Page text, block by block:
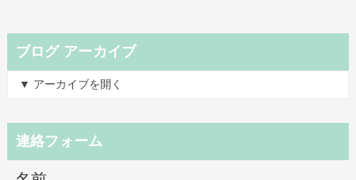
ブログ アーカイブ
▼ アーカイブを開く
連絡フォーム